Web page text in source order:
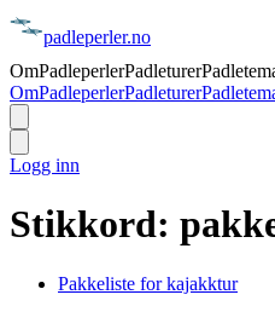
padleperler.no
OmPadleperlerPadleturer
OmPadleperlerPadleturer
Logg inn
Stikkord:
Pakkeliste for kajakktur